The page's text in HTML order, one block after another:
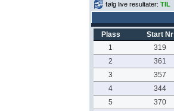
følg live resultater: TIL
Plass Start Nr
1
319
2
361
3
357
4
344
5
370